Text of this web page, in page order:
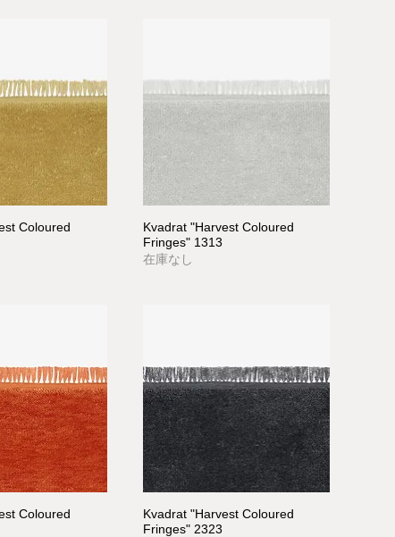
Coloured
Kvadrat "Harvest Coloured
Fringes" 1313
在庫なし
Coloured
Kvadrat "Harvest Coloured
Fringes" 2323